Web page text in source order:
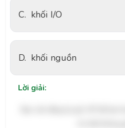
C. khối I/O
D. khối nguồn
Lời giải: